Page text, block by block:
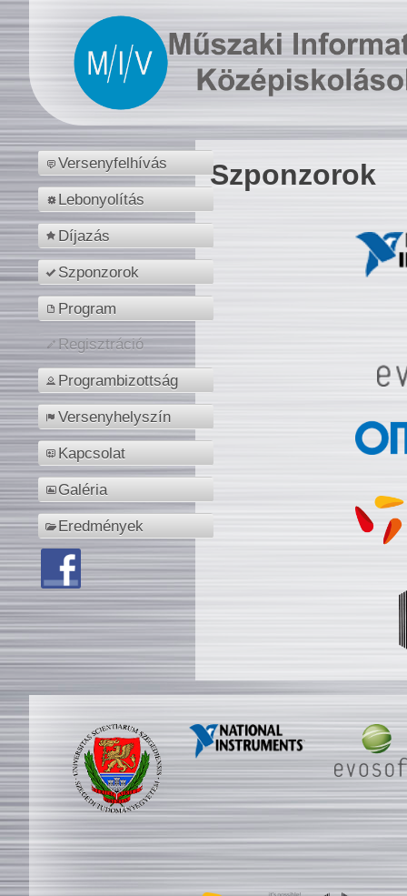
Versenyfelhívás
Lebonyolítás
Díjazás
Szponzorok
Program
Regisztráció
Programbizottság
Versenyhelyszín
Kapcsolat
Galéria
Eredmények
Szponzorok